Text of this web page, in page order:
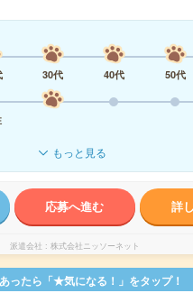
30代 40代 50代
もっと見る
応募へ進む 詳
派遣会社 株式会社ニッソーネット
ったら「★気になる！」をタップ！